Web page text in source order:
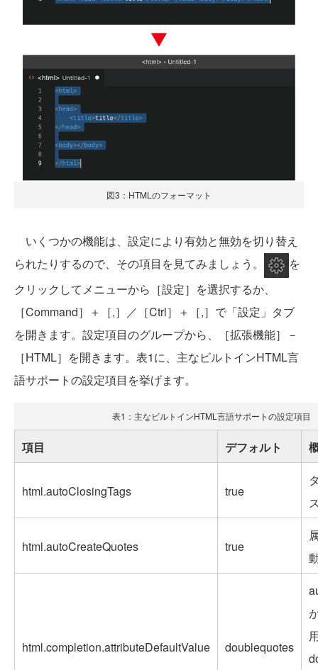
図3：HTMLのフォーマット
いくつかの機能は、設定により有効と無効を切り替え
られたりするので、その項目を見てみましょう。
を
クリックしてメニューから［設定］を選択するか、
［Command］＋［,］／［Ctrl］＋［,］で「設定」タブ
を開きます。設定項目のグループから、［拡張機能］－
［HTML］を開きます。表1に、主なビルトインHTML言
語サポートの設定項目を挙げます。
表1：主なビルトインHTML言語サポートの設定項目
項目 デフォルト
html.autoClosingTags true
html.autoCreateQuotes true
html.completion.attributeDefaultValue doublequotes